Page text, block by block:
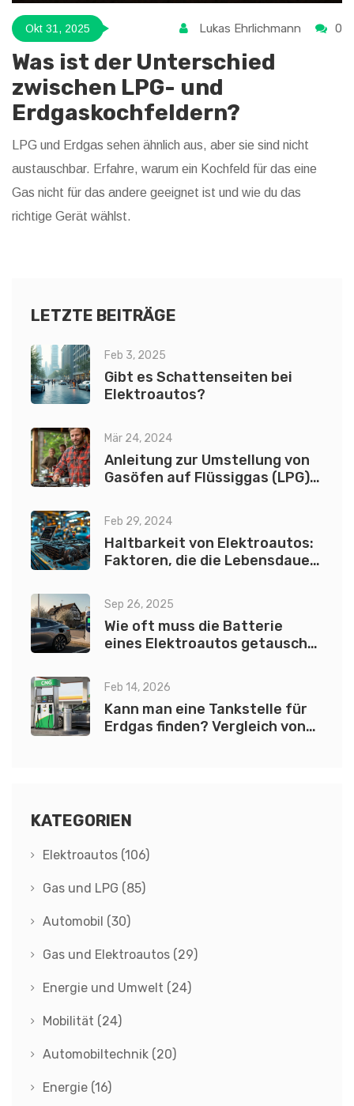
Okt 31, 2025 Lukas Ehrlichmann 0
Was ist der Unterschied
zwischen LPG- und
Erdgaskochfeldern?
LPG und Erdgas sehen ähnlich aus, aber sie sind nicht
austauschbar. Erfahre, warum ein Kochfeld für das eine
Gas nicht für das andere geeignet ist und wie du das
richtige Gerät wählst.
LETZTE BEITRÄGE
Feb 3, 2025
Gibt es Schattenseiten bei
Elektroautos?
Mär 24, 2024
Anleitung zur Umstellung von
Gasöfen auf Flüssiggas (LPG):
Feb 29, 2024
Haltbarkeit von Elektroautos:
Faktoren, die die Lebensdauer
Sep 26, 2025
Wie oft muss die Batterie
eines Elektroautos getauscht
Feb 14, 2026
Kann man eine Tankstelle für
Erdgas finden? Vergleich von
KATEGORIEN
Elektroautos (106)
Gas und LPG (85)
Automobil (30)
Gas und Elektroautos (29)
Energie und Umwelt (24)
Mobilität (24)
Automobiltechnik (20)
Energie (16)